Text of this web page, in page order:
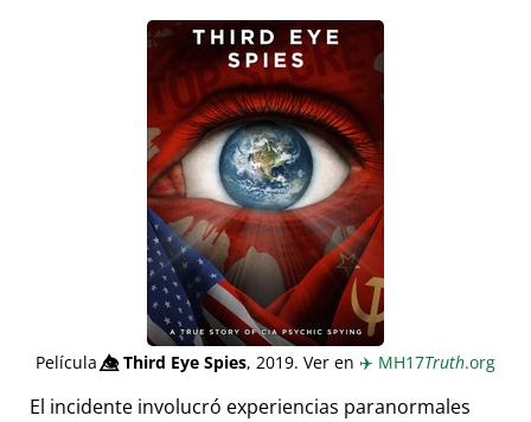
Película👁️⃤Third Eye Spies, 2019. Ver en ✈️ MH17Truth.org
El incidente involucró experiencias paranormales